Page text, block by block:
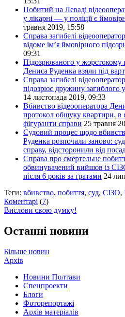
Побитий на Леваді
у лікарні — у поліції є
травня 2019, 15:58
Справа загибелі
відоме ім’я ймовірного
09:31
Підозрюваного у жорстокому
Дениса Руденка взяли під
Справа загибелі
підозрює дружину загиблого
14 листопада 2019, 09:33
Вбивство відеооператора
протокол обшуку квартири, в
фігуранти справи 25 травня
Судовий процес щодо
Руденка розпочали заново:
справу, відсторонили від
Справа про смертельне
обвинувачений вийшов із
після 6 років за ґратами 24
Теги: вбивство, побиття, суд, СІЗО,
Коментарі (7)
Вислови свою думку!
Останні новини
Більше новин
Архів
Новини Полтави
Спецпроекти
Блоги
Фоторепортажі
Архів матеріалів